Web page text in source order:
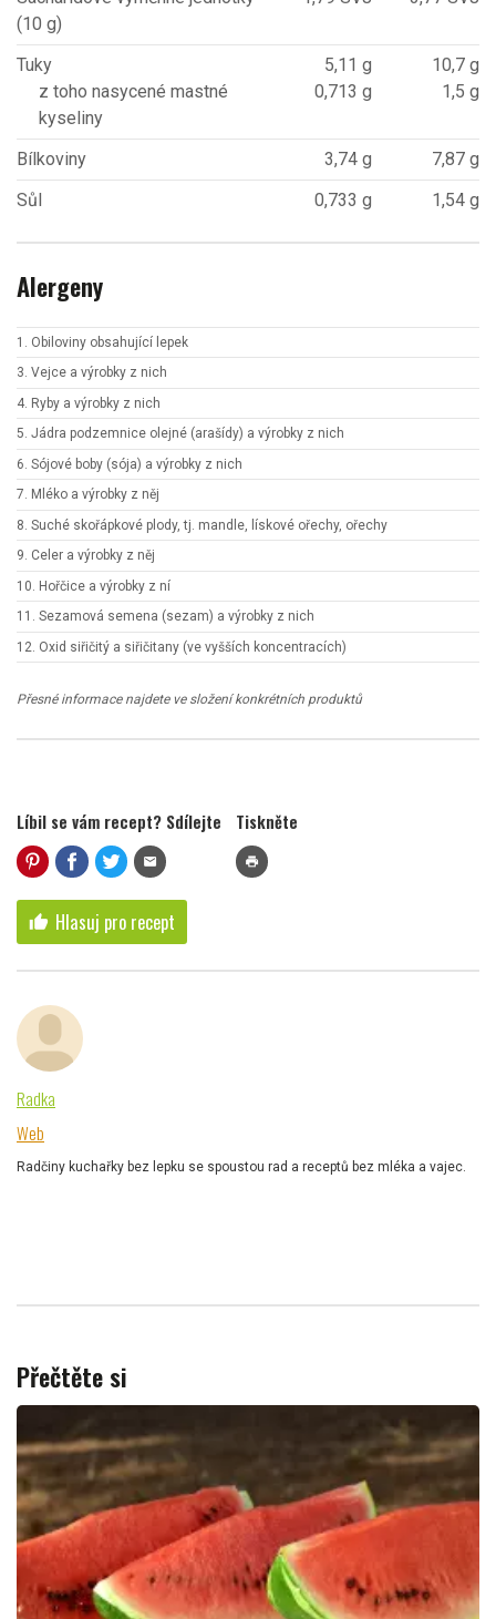
(10 g)
Tuky
z toho nasycené mastné
kyseliny
5,11 g
0,713 g
10,7 g
1,5 g
Bílkoviny 3,74 g
7,87 g
Sůl
0,733 g 1,54 g
Alergeny
1. Obiloviny obsahující lepek
3. Vejce a výrobky z nich
4. Ryby a výrobky z nich
5. Jádra podzemnice olejné (arašídy) a výrobky z nich
6. Sójové boby (sója) a výrobky z nich
7. Mléko a výrobky z něj
8. Suché skořápkové plody, tj. mandle, lískové ořechy, ořechy
9. Celer a výrobky z něj
10. Hořčice a výrobky z ní
11. Sezamová semena (sezam) a výrobky z nich
12. Oxid siřičitý a siřičitany (ve vyšších koncentracích)
Přesné informace najdete ve složení konkrétních produktů
Líbil se vám recept? Sdílejte
mail
Tiskněte
print
thumb_up Hlasuj pro recept
Radka
Web
Radčiny kuchařky bez lepku se spoustou rad a receptů bez mléka a vajec.
Přečtěte si